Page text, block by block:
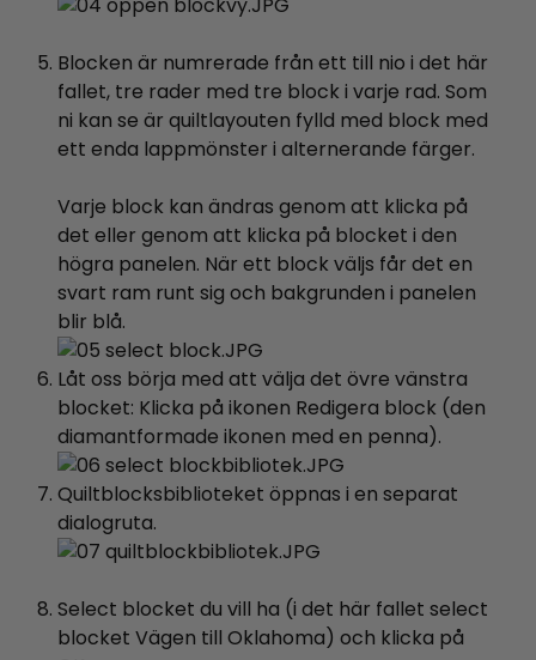
Blocken är numrerade från ett till nio i det här
fallet, tre rader med tre block i varje rad. Som
ni kan se är quiltlayouten fylld med block med
ett enda lappmönster i alternerande färger.
Varje block kan ändras genom att klicka på
det eller genom att klicka på blocket i den
högra panelen. När ett block väljs får det en
svart ram runt sig och bakgrunden i panelen
blir blå.
Låt oss börja med att välja det övre vänstra
blocket: Klicka på ikonen Redigera block (den
diamantformade ikonen med en penna).
Quiltblocksbiblioteket öppnas i en separat
dialogruta.
Select blocket du vill ha (i det här fallet select
blocket Vägen till Oklahoma) och klicka på